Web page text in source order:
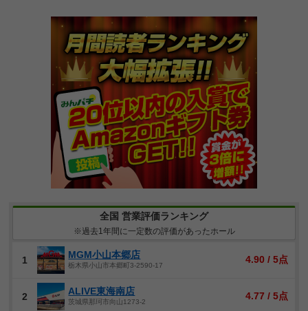
全国 営業評価ランキング
※過去1年間に一定数の評価があったホール
1 MGM小山本郷店
栃木県小山市本郷町3-2590-17
4.90 / 5点
2 ALIVE東海南店
茨城県那珂市向山1273-2
4.77 / 5点